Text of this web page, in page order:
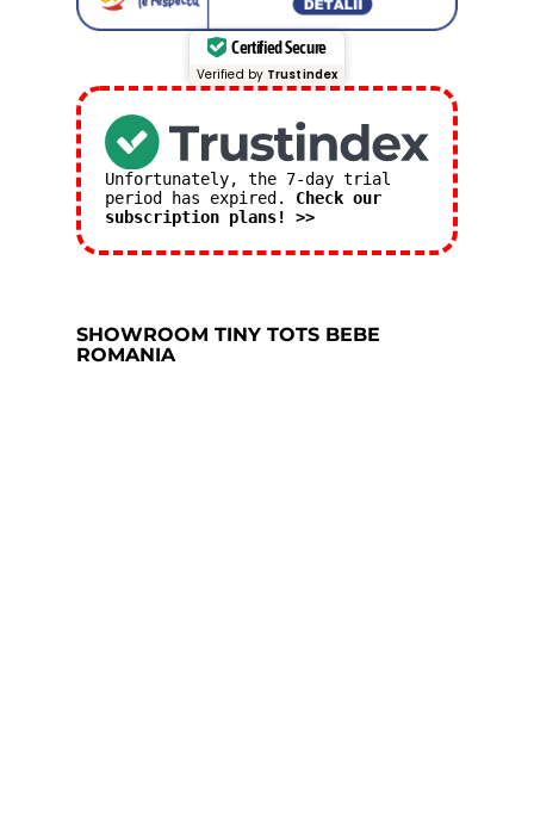
Certified Secure
Verified by Trustindex
Unfortunately, the 7-day trial
period has expired. Check our
subscription plans! >>
SHOWROOM TINY TOTS BEBE
ROMANIA